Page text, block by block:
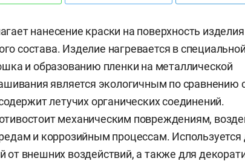
нанесение краски на поверхность
состава. Изделие нагревается в
и образованию пленки на металлической
является экологичным по сравнению
летучих органических соединений.
механическим повреждениям,
и коррозийным процессам. Используется
внешних воздействий, а также для